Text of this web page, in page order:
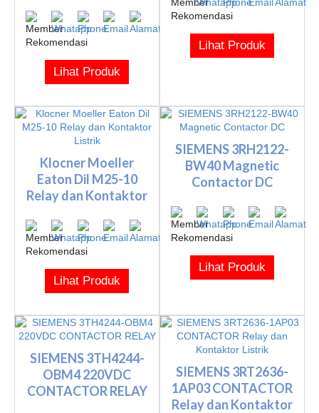
Lihat Produk
Lihat Produk
Klocner Moeller
Eaton Dil M25-10
Relay dan Kontaktor
Lihat Produk
SIEMENS 3RH2122-
BW40 Magnetic
Contactor DC
Lihat Produk
SIEMENS 3TH4244-
OBM4 220VDC
CONTACTOR RELAY
SIEMENS 3RT2636-
1AP03 CONTACTOR
Relay dan Kontaktor